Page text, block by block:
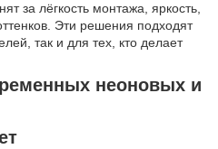
за лёгкость монтажа, яркость,
Эти решения подходят
так и для тех, кто делает
неоновых и